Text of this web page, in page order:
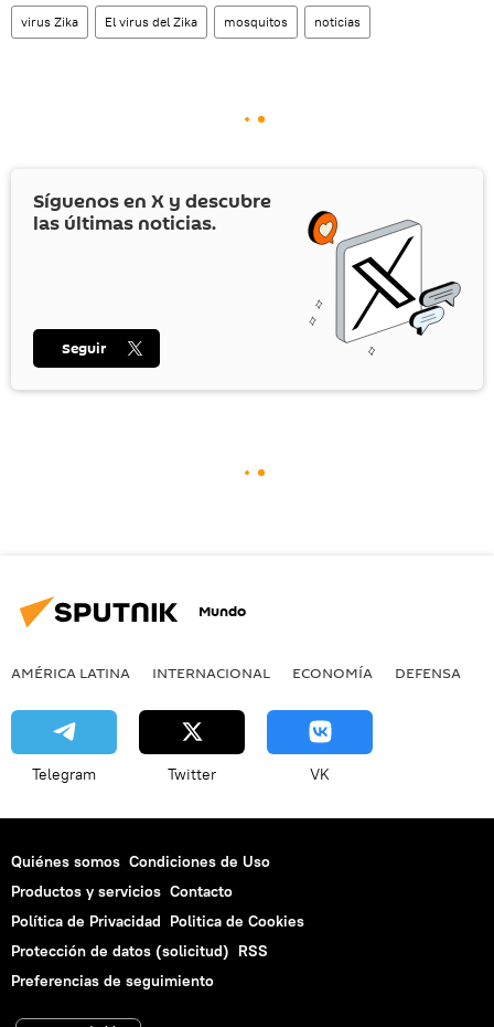
virus Zika El virus del Zika mosquitos noticias
Síguenos en X y descubre
las últimas noticias.
Seguir
Mundo
AMÉRICA LATINA INTERNACIONAL ECONOMÍA DEFENSA
Telegram Twitter VK
Quiénes somos Condiciones de Uso
Productos y servicios Contacto
Política de Privacidad Politica de Cookies
Protección de datos (solicitud) RSS
Preferencias de seguimiento